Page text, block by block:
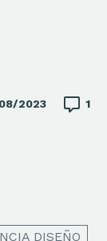
2023  1
DISEÑO